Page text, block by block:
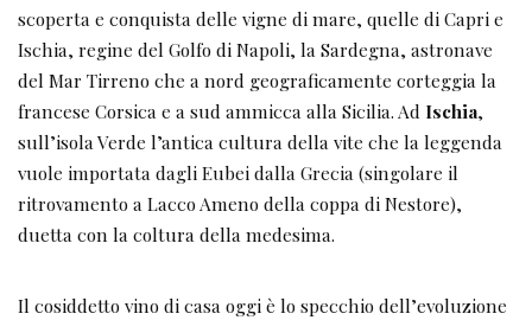
scoperta e conquista delle vigne di mare, quelle di Capri e
Ischia, regine del Golfo di Napoli, la Sardegna, astronave
del Mar Tirreno che a nord geograficamente corteggia la
francese Corsica e a sud ammicca alla Sicilia. Ad Ischia,
sull’isola Verde l’antica cultura della vite che la leggenda
vuole importata dagli Eubei dalla Grecia (singolare il
ritrovamento a Lacco Ameno della coppa di Nestore),
duetta con la coltura della medesima.
Il cosiddetto vino di casa oggi è lo specchio dell’evoluzione